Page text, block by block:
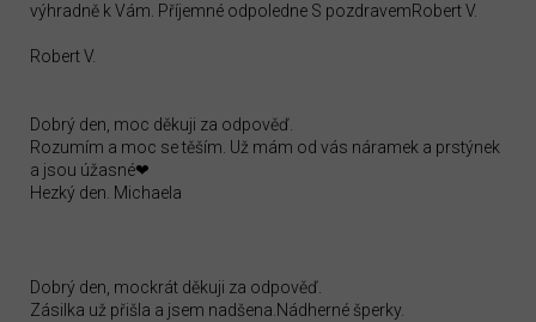
výhradně k Vám. Příjemné odpoledne S pozdravemRobert V.
Robert V.
Dobrý den, moc děkuji za odpověď.
Rozumím a moc se těším. Už mám od vás náramek a prstýnek
a jsou úžasné❤
Hezký den. Michaela
Dobrý den, mockrát děkuji za odpověď.
Zásilka už přišla a jsem nadšena.Nádherné šperky.